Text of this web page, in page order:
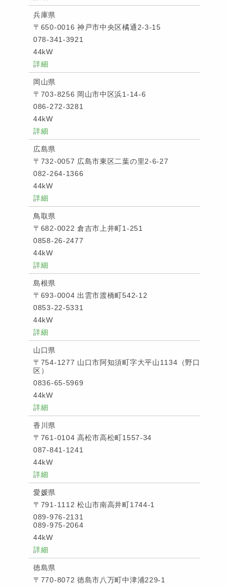
兵庫県
〒650-0016 神戸市中央区橘通2-3-15
078-341-3921
44kW
詳細
岡山県
〒703-8256 岡山市中区浜1-14-6
086-272-3281
44kW
詳細
広島県
〒732-0057 広島市東区二葉の里2-6-27
082-264-1366
44kW
詳細
鳥取県
〒682-0022 倉吉市上井町1-251
0858-26-2477
44kW
詳細
島根県
〒693-0004 出雲市渡橋町542-12
0853-22-5331
44kW
詳細
山口県
〒754-1277 山口市阿知須町字大平山1134（野口
区）
0836-65-5969
44kW
詳細
香川県
〒761-0104 高松市高松町1557-34
087-841-1241
44kW
詳細
愛媛県
〒791-1112 松山市南高井町1744-1
089-976-2131
089-975-2064
44kW
詳細
徳島県
〒770-8072 徳島市八万町中津浦229-1